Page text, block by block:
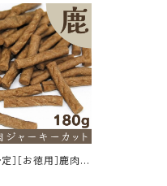
］［お徳用］鹿肉ジ
ト 180g